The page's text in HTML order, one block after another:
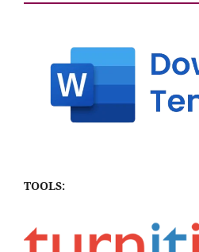
TOOLS: